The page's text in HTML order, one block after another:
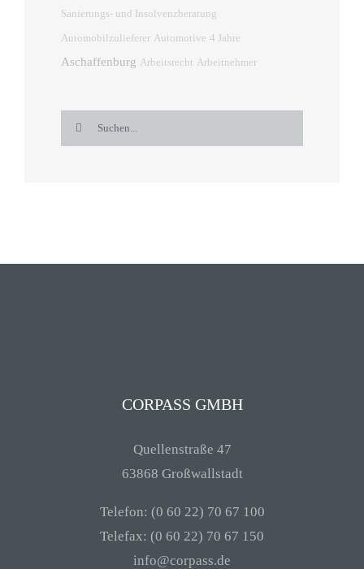
Sanierungs- und Insolvenzberatung
Automobilzulieferer Automotive 4 Jahre
Aschaffenburg Arbeitsrecht Arbeitnehmer
Suche
nach:
CORPASS GMBH
Quellenstraße 47
63868 Großwallstadt
Telefon: (0 60 22) 70 67 100
Telefax: (0 60 22) 70 67 150
info@corpass.de